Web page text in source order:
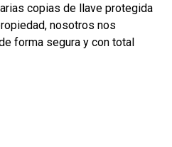
copias de llave protegida
nosotros nos
forma segura y con total